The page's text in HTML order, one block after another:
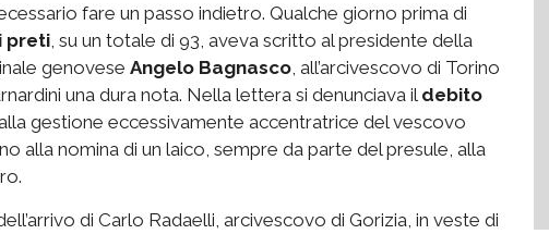
fare un passo indietro. Qualche giorno prima di
preti , su un totale di 93, aveva scritto al presidente della
genovese Angelo Bagnasco , all’arcivescovo di Torino
una dura nota. Nella lettera si denunciava il debito
gestione eccessivamente accentratrice del vescovo
alla nomina di un laico, sempre da parte del presule, alla
di Carlo Radaelli, arcivescovo di Gorizia, in veste di